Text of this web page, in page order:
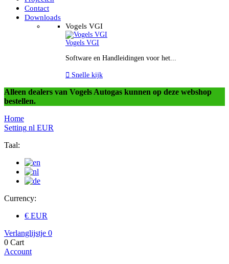
Contact
Downloads
Vogels VGI
Vogels VGI
Software en Handleidingen voor het...
 Snelle kijk
Alleen dealers van Vogels Autogas kunnen op deze webshop
bestellen.
Home
Setting nl EUR
Taal:
Currency:
€ EUR
Verlanglijstje 0
0 Cart
Account